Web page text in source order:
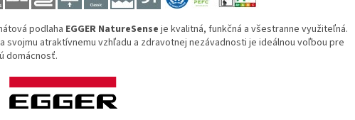
podlaha EGGER NatureSense je kvalitná, funkčná a všestranne využiteľná.
svojmu atraktívnemu vzhľadu a zdravotnej nezávadnosti je ideálnou voľbou pre
domácnosť.